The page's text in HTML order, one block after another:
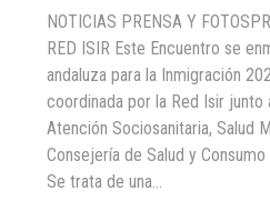
NOTICIAS PRENSA Y
RED ISIR Este Encuentro se
andaluza para la Inmigración
coordinada por la Red Isir junto
Atención Sociosanitaria, Salud
Consejería de Salud y
Se trata de una…